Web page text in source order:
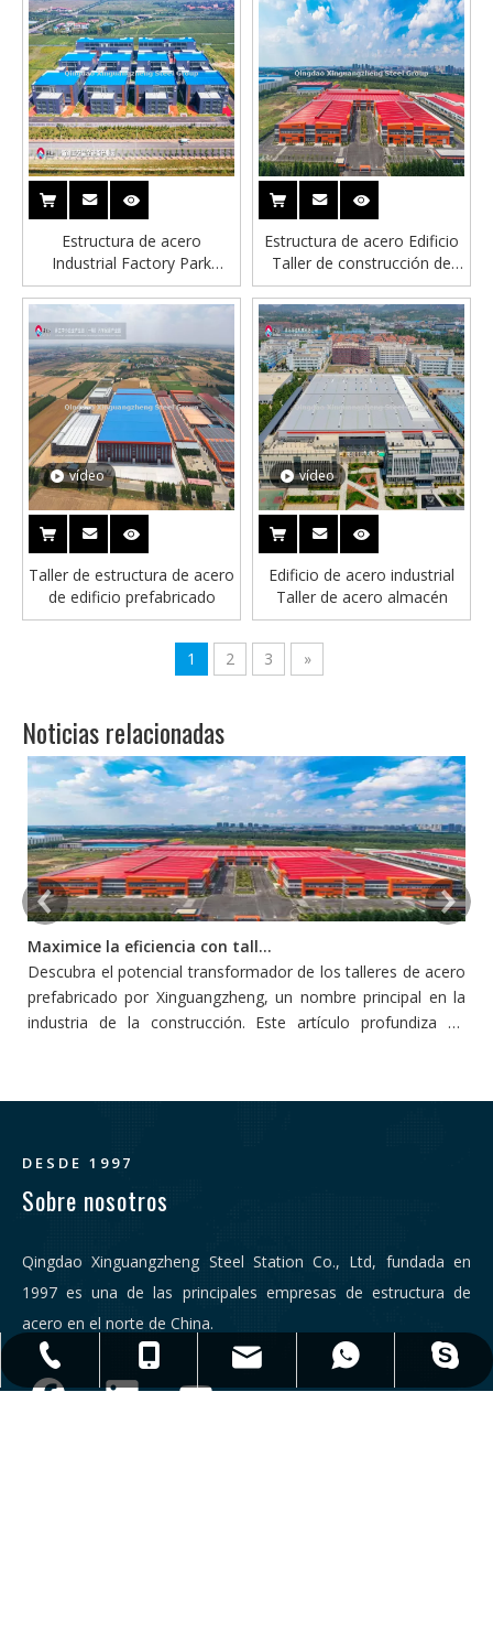
Estructura de acero
Industrial Factory Park
Edificio prefabricado
Estructura de acero Edificio
Taller de construcción de
estructura de acero
vídeo
Taller de estructura de acero
de edificio prefabricado
vídeo
Edificio de acero industrial
Taller de acero almacén
1 2 3 »
Noticias relacionadas
Maximice la eficiencia con talleres de acero prefabricado
Descubra el potencial transformador de los talleres de acero
prefabricado por Xinguangzheng, un nombre principal en la
industria de la construcción. Este artículo profundiza en
sostenibilidad.
DESDE 1997
Sobre nosotros
Qingdao Xinguangzheng Steel Station Co., Ltd, fundada en
1997 es una de las principales empresas de estructura de
acero en el norte de China.
+ 86-532-83306766
+86 - 17806251018
qdxgz08@qdxgz.cn
+86 - 17806251018
Steel.Structure.xgz